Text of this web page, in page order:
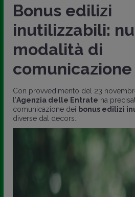
Bonus edilizi
inutilizzabili:
modalità di
comunicazione
Con provvedimento del 23
l'Agenzia delle Entrate ha
comunicazione dei bonus edilizi
diverse dal decors..